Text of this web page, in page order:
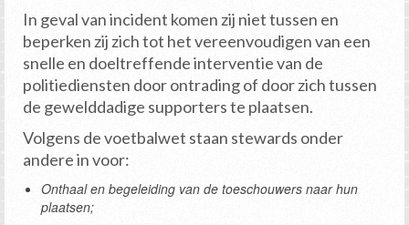
In geval van incident komen zij niet tussen en
beperken zij zich tot het vereenvoudigen van een
snelle en doeltreffende interventie van de
politiediensten door ontrading of door zich tussen
de gewelddadige supporters te plaatsen.
Volgens de voetbalwet staan stewards onder
andere in voor:
Onthaal en begeleiding van de toeschouwers naar hun
plaatsen;